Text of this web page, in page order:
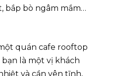
bắp bò ngâm mắm…
quán cafe rooftop
là một vị khách
và cần yên tĩnh,